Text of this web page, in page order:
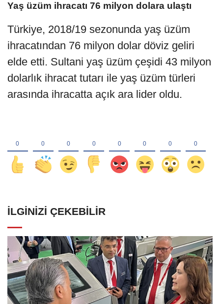
Yaş üzüm ihracatı 76 milyon dolara ulaştı
Türkiye, 2018/19 sezonunda yaş üzüm
ihracatından 76 milyon dolar döviz geliri
elde etti. Sultani yaş üzüm çeşidi 43 milyon
dolarlık ihracat tutarı ile yaş üzüm türleri
arasında ihracatta açık ara lider oldu.
İLGINIZI ÇEKEBILIR